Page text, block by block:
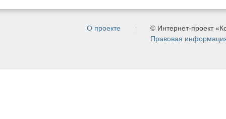
О проекте
© Интернет-проект
Правовая